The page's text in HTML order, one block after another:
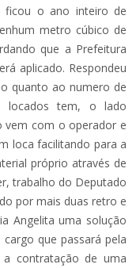
ficou o ano inteiro de
metro cúbico de
que a Prefeitura
aplicado. Respondeu
quanto ao numero de
locados tem, o lado
vem com o operador e
loca facilitando para a
próprio através de
trabalho do Deputado
por mais duas retro e
Angelita uma solução
que passará pela
contratação de uma